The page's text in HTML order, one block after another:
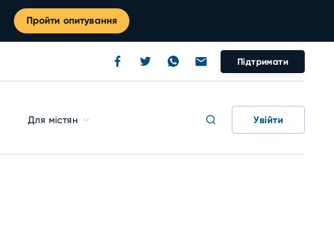
Пройти опитування
Підтримати
Для містян Увійти